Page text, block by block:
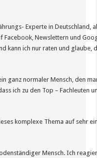
Experte in Deutschland,
Facebook, Newslettern und
kann ich nur raten und glaube,
ganz normaler Mensch, den
ich zu den Top – Fachleuten
komplexe Thema auf sehr
Mensch. Ich